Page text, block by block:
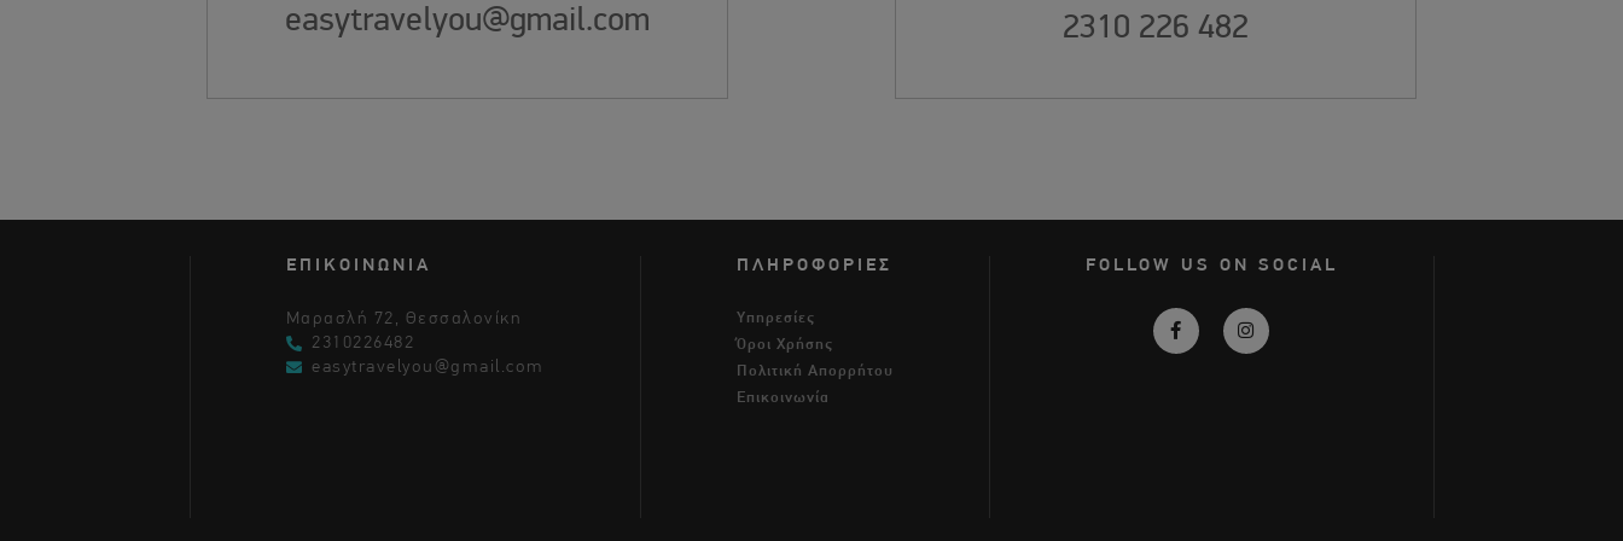
easytravelyou@gmail.com 2310 226 482
ΕΠΙΚΟΙΝΩΝΙΑ
Μαρασλή 72, Θεσσαλονίκη
2310226482
easytravelyou@gmail.com
ΠΛΗΡΟΦΟΡΙΕΣ
Υπηρεσίες
Όροι Χρήσης
Πολιτική Απορρήτου
Επικοινωνία
FOLLOW US ON SOCIAL